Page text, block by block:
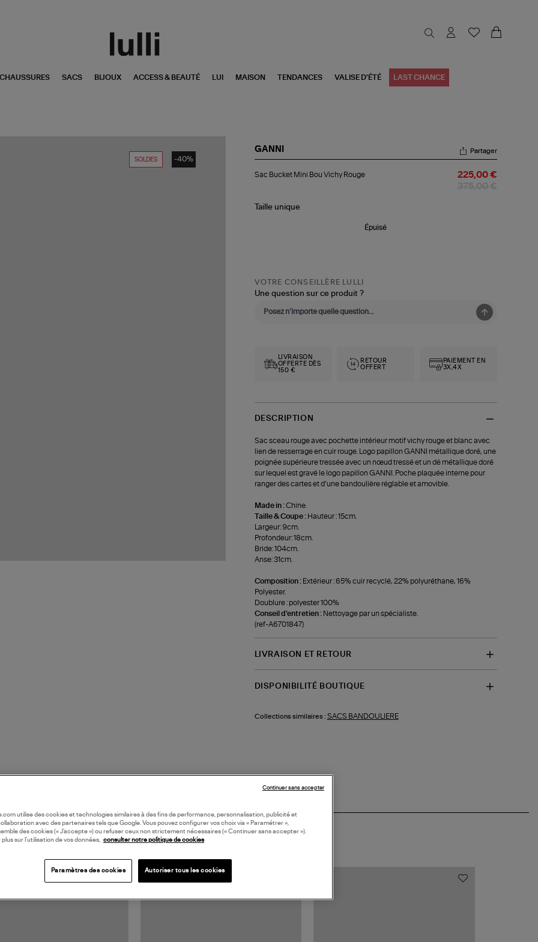
CHAUSSURES SACS BIJOUX ACCESS & BEAUTÉ LUI MAISON TENDANCES VALISE D'ÉTÉ LAST CHANCE
SOLDES -40%
GANNI
Bucket
Vichy
Partager
Sac Bucket Mini Bou Vichy Rouge 225,00 €
Taille unique
Épuisé
VOTRE CONSEILLÈRE LULLI
Une question sur ce produit ?
LIVRAISON
OFFERTE DÈS
150 €
RETOUR
OFFERT
PAIEMENT EN
3X,4X
DESCRIPTION
Sac sceau rouge avec pochette intérieur motif vichy rouge et blanc avec
lien de resserrage en cuir rouge. Logo papillon GANNI métallique doré, une
poignée supérieure tressée avec un nœud tressé et un dé métallique doré
sur lequel est gravé le logo papillon GANNI. Poche plaquée interne pour
ranger des cartes et d’une bandoulière réglable et amovible.
Made in :Chine.
Taille & Coupe : Hauteur : 15cm.
Largeur: 9cm.
Profondeur: 18cm.
Bride: 104cm.
Anse: 31cm.
Composition : Extérieur : 65% cuir recyclé, 22% polyuréthane, 16%
Polyester.
Doublure : polyester 100%
Conseil d'entretien : Nettoyage par un spécialiste.
(ref-A6701847)
LIVRAISON ET RETOUR
DISPONIBILITÉ BOUTIQUE
Collections similaires : SACS BANDOULIERE
utilise des cookies et technologies similaires à des fins de performance, personnalisation, publicité et
avec des partenaires tels que Google. Vous pouvez configurer vos choix via « Paramétrer »,
des cookies (« J’accepte ») ou refuser ceux non strictement nécessaires (« Continuer sans accepter »).
plus sur l’utilisation de vos données, consulter notre politique de cookies
Paramètres des cookies Autoriser tous les cookies
Continuer sans accepter